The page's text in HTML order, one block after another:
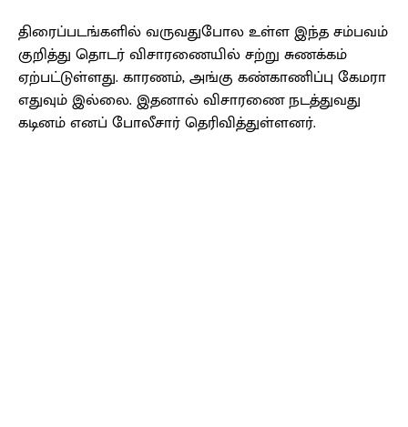
திரைப்படங்களில் வருவதுபோல உள்ள இந்த சம்பவம்
குறித்து தொடர் விசாரணையில் சற்று சுணக்கம்
ஏற்பட்டுள்ளது. காரணம், அங்கு கண்காணிப்பு கேமரா
எதுவும் இல்லை. இதனால் விசாரணை நடத்துவது
கடினம் எனப் போலீசார் தெரிவித்துள்ளனர்.